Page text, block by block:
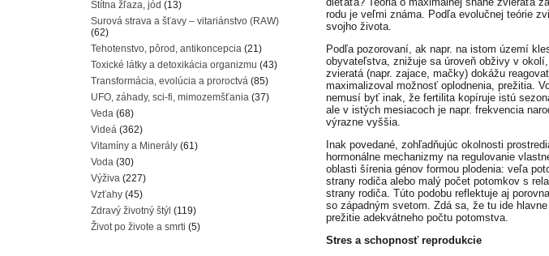
rodu je veľmi známa. Podľa evolučnej teórie
svojho života.
Podľa pozorovaní, ak napr. na istom území
obyvateľstva, znižuje sa úroveň obživy v
zvieratá (napr. zajace, mačky) dokážu
maximalizoval možnosť oplodnenia, prežitia.
nemusí byť inak, že fertilita kopíruje istú
ale v istých mesiacoch je napr. frekvencia
výrazne vyššia.
Inak povedané, zohľadňujúc okolnosti
hormonálne mechanizmy na regulovanie
oblasti šírenia génov formou plodenia: veľa
strany rodiča alebo malý počet potomkov s
strany rodiča. Túto podobu reflektuje aj
so západným svetom. Zdá sa, že tu ide
prežitie adekvátneho počtu potomstva.
Stres a schopnosť reprodukcie
Štítna žľaza, jód (13)
Surová strava a šťavy – vitariánstvo (RAW)
(62)
Tehotenstvo, pôrod, antikoncepcia (21)
Toxické látky a detoxikácia organizmu (43)
Transformácia, evolúcia a proroctvá (85)
UFO, záhady, sci-fi, mimozemšťania (37)
Veda (68)
Videá (362)
Vitamíny a Minerály (61)
Voda (30)
Výživa (227)
Vzťahy (45)
Zdravý životný štýl (119)
Život po živote a smrti (5)